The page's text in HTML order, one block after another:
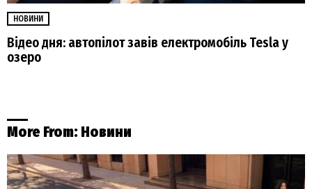
НОВИНИ
Відео дня: автопілот завів електромобіль Tesla у
озеро
More From: Новини